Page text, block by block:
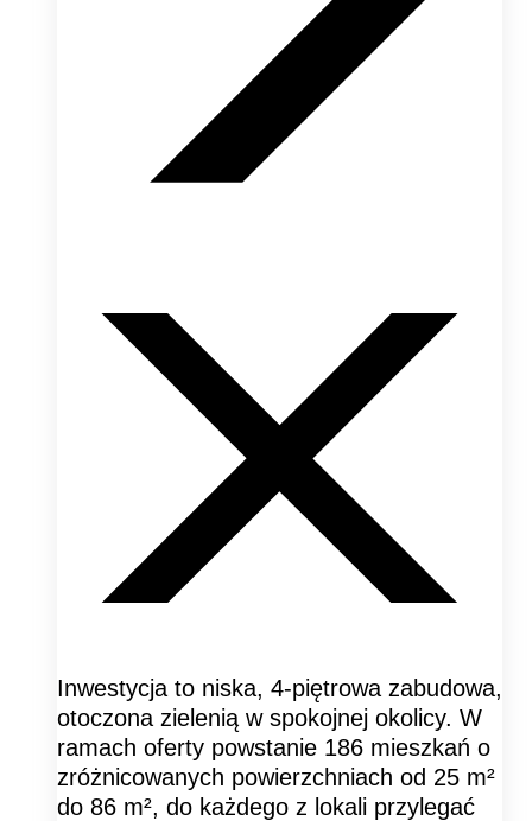
Inwestycja to niska, 4-piętrowa zabudowa,
otoczona zielenią w spokojnej okolicy. W
ramach oferty powstanie 186 mieszkań o
zróżnicowanych powierzchniach od 25 m²
do 86 m², do każdego z lokali przylegać